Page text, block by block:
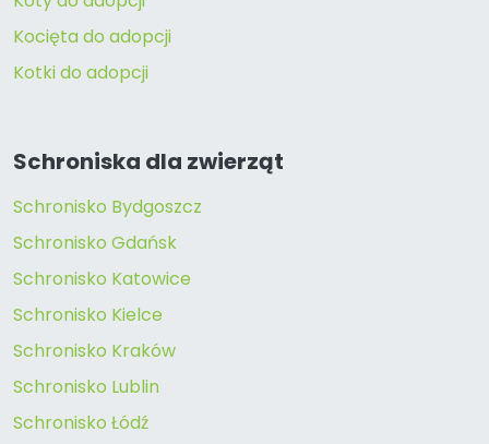
Kocięta do adopcji
Kotki do adopcji
Schroniska dla zwierząt
Schronisko Bydgoszcz
Schronisko Gdańsk
Schronisko Katowice
Schronisko Kielce
Schronisko Kraków
Schronisko Lublin
Schronisko Łódź